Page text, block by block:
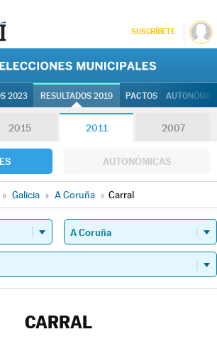
SUSCRÍBETE
2023 RESULTADOS 2019 PACTOS
2015 2011 2007
AUTONÓMICAS
» Galicia » A Coruña » Carral
CARRAL